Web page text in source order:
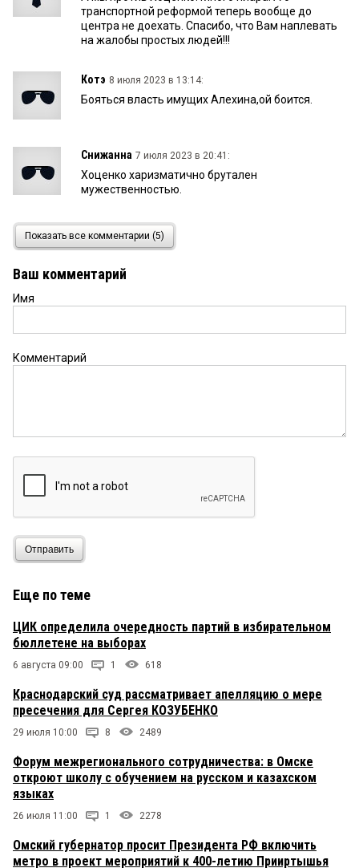
транспортной реформой теперь вообще до
центра не доехать. Спасибо, что Вам наплевать
на жалобы простых людей!!!
Котэ 8 июля 2023 в 13:14:
Бояться власть имущих Алехина,ой боится.
Снижанна 7 июля 2023 в 20:41:
Хоценко харизматично брутален
мужественностью.
Алина 7 июля 2023 в 18:02:
Я тоже за новенького врио Хоценко, энергичный,
молодой, наших чинуш заставляет шевелиться,
молодец!
настрой боевой и то, что он так дорожит
семейными ценностями. Ну и молод, а это плюс,
Показать все комментарии (5)
Ваш комментарий
Имя
Комментарий
Отправить
Еще по теме
ЦИК определила очередность партий в избирательном
бюллетене на выборах
6 августа 09:00 1 618
Краснодарский суд рассматривает апелляцию о мере
пресечения для Сергея КОЗУБЕНКО
29 июля 10:00 8 2489
Форум межрегионального сотрудничества: в Омске
откроют школу с обучением на русском и казахском
языках
26 июля 11:00 1 2278
Омский губернатор просит Президента РФ включить
метро в проект мероприятий к 400-летию Прииртышья